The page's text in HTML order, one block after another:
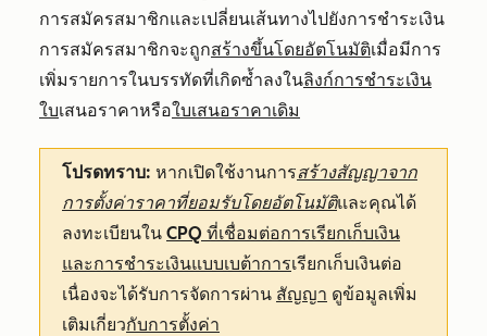
การสมัครสมาชิกและเปลี่ยนเส้นทางไปยังการชำระเงิน
การสมัครสมาชิกจะถูกสร้างขึ้นโดยอัตโนมัติเมื่อมีการ
เพิ่มรายการในบรรทัดที่เกิดซ้ำลงในลิงก์การชำระเงิน
ใบเสนอราคาหรือใบเสนอราคาเดิม
โปรดทราบ: หากเปิดใช้งานการสร้างสัญญาจาก
การตั้งค่าราคาที่ยอมรับโดยอัตโนมัติและคุณได้
ลงทะเบียนใน CPQ ที่เชื่อมต่อการเรียกเก็บเงิน
และการชำระเงินแบบเบต้าการเรียกเก็บเงินต่อ
เนื่องจะได้รับการจัดการผ่าน สัญญา ดูข้อมูลเพิ่ม
เติมเกี่ยวกับการตั้งค่า